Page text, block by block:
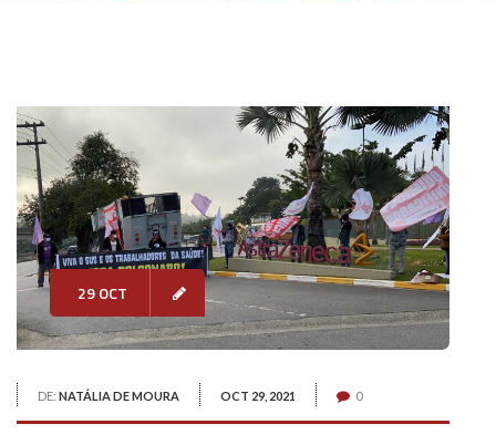
29 OCT
DE: NATÁLIA DE MOURA OCT 29, 2021 0